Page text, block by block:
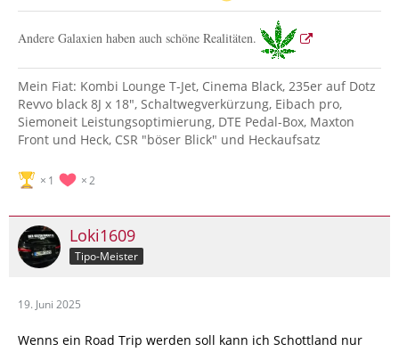
Andere Galaxien haben auch schöne Realitäten.
Mein Fiat: Kombi Lounge T-Jet, Cinema Black, 235er auf Dotz
Revvo black 8J x 18", Schaltwegverkürzung, Eibach pro,
Siemoneit Leistungsoptimierung, DTE Pedal-Box, Maxton
Front und Heck, CSR "böser Blick" und Heckaufsatz
1 2
Loki1609
Tipo-Meister
19. Juni 2025
Wenns ein Road Trip werden soll kann ich Schottland nur